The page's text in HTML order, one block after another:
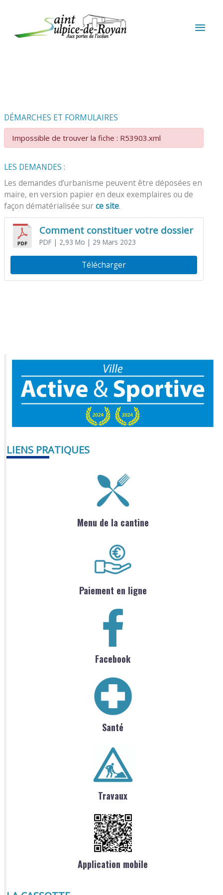
DÉMARCHES ET FORMULAIRES
Impossible de trouver la fiche : R53903.xml
LES DEMANDES :
Les demandes d’urbanisme peuvent être déposées en
maire, en version papier en deux exemplaires ou de
façon dématérialisée surce site.
Comment constituer votre dossier
PDF| 2,93 Mo | 29 Mars 2023
Télécharger
LIENS PRATIQUES
Menu de la cantine
Paiement en ligne
Facebook
Santé
Travaux
Application mobile